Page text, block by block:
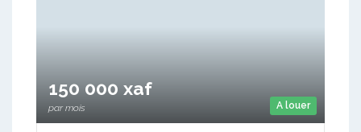
A louer
150 000 xaf
par mois